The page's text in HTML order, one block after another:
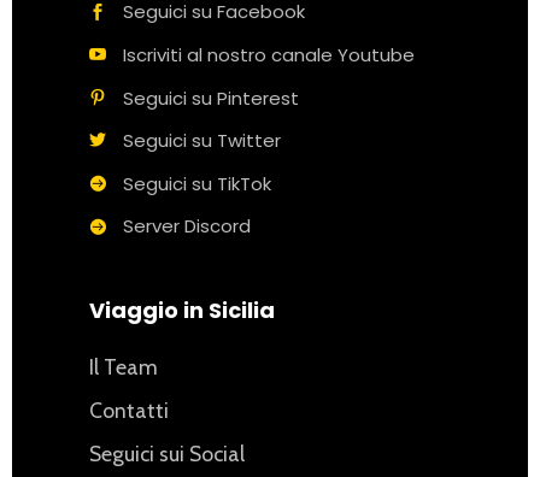
Seguici su Facebook
Iscriviti al nostro canale Youtube
Seguici su Pinterest
Seguici su Twitter
Seguici su TikTok
Server Discord
Viaggio in Sicilia
Il Team
Contatti
Seguici sui Social